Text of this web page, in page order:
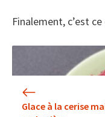
Finalement, c’est
Glace à la cerise